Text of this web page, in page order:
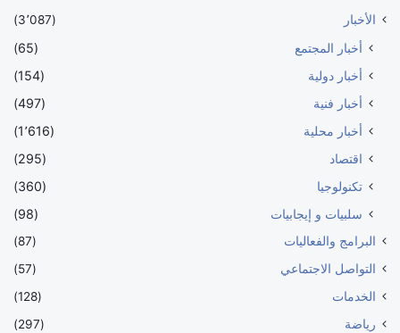
الأخبار (3٬087)
أخبار المجتمع
(65)
أخبار دولية
(154)
أخبار فنية
(497)
أخبار محلية
(1٬616)
اقتصاد
(295)
تكنولوجيا
(360)
سلبيات و إيجابيات
(98)
البرامج والفعاليات
(87)
التواصل الاجتماعي
(57)
الخدمات
(128)
رياضة
(297)